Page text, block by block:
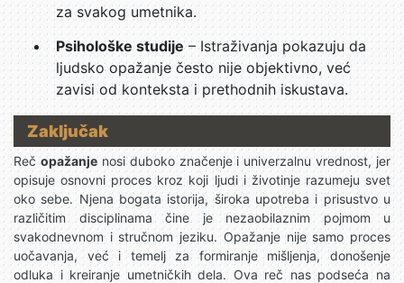
za svakog umetnika.
Psihološke studije– Istraživanja pokazuju da
ljudsko opažanje često nije objektivno, već
zavisi od konteksta i prethodnih iskustava.
Zaključak
Rečopažanjenosi duboko značenje i univerzalnu vrednost, jer
opisuje osnovni proces kroz koji ljudi i životinje razumeju svet
oko sebe. Njena bogata istorija, široka upotreba i prisustvo u
različitim disciplinama čine je nezaobilaznim pojmom u
svakodnevnom i stručnom jeziku. Opažanje nije samo proces
uočavanja, već i temelj za formiranje mišljenja, donošenje
odluka i kreiranje umetničkih dela. Ova reč nas podseća na